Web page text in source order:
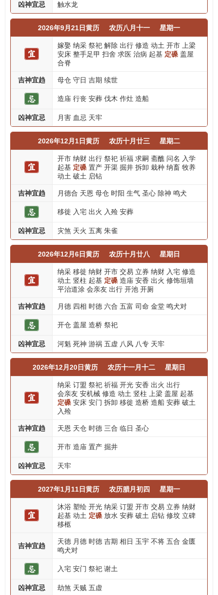
凶神宜忌 触水龙
2026年9月21日黄历 农历八月十一 星期一
嫁娶 纳采 祭祀 解除 出行 修造 动土 开市
上梁
安床 整手足甲 扫舍 求医 治病 起基 定磉 盖屋
合脊
吉神宜趋 母仓 守日 吉期 续世
造庙 行丧 安葬 伐木 作灶 造船
凶神宜忌 月害 血忌 天牢
2026年12月1日黄历 农历十月廿三 星期二
开市 纳财 出行 祭祀 祈福 求嗣 斋醮 问名 入学
起基 定磉 置产 开渠 掘井 拆卸 栽种 纳畜 牧养
动土 破土 启钻
吉神宜趋 月德合 天恩 母仓 时阳 生气 圣心 除神 鸣犬
移徙 入宅 出火 入殓 安葬
凶神宜忌 灾煞 天火 五离 朱雀
2026年12月6日黄历 农历十月廿八 星期日
纳采 移徙 纳财 开市 交易 立券 纳财 入宅 修造
动土 竖柱 起基 定磉 造庙 安香 出火 修饰垣墙
平治道涂 会亲友 出行 开池 开厕
吉神宜趋 月德 四相 时德 六合 五富 司命 金堂 鸣犬对
开仓 盖屋 造桥 祭祀
凶神宜忌 河魁 死神 游祸 五虚 八风 八专 天牢
2026年12月20日黄历 农历十一月十二 星期日
纳采 订盟 祭祀 祈福 开光 安香 出火 出行
会亲友 安机械 修造 动土 竖柱 上梁 盖屋 起基
定磉 安床 安门 拆卸 移徙 造桥 造船 安葬 破土
入殓
吉神宜趋 天恩 天仓 时德 三合 临日 圣心
开市 造庙 置产 掘井
凶神宜忌 天牢
2027年1月11日黄历 农历腊月初四 星期一
沐浴 塑绘 开光 纳采 订盟 开市 交易 立券 纳财
起基 动土 定磉 放水 安葬 破土 启钻 修坟 立碑
移柩
吉神宜趋
天德 月德 时德 吉期 相日 玉宇 不将 五合 金匮
鸣犬对
入宅 安门 祭祀 谢土
凶神宜忌 劫煞 天贼 五虚